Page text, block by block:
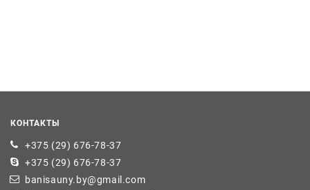
КОНТАКТЫ
+375 (29) 676-78-37
+375 (29) 676-78-37
banisauny.by@gmail.com